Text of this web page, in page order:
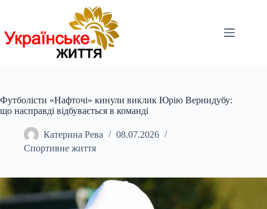
Футболісти «Нафточі» кинули виклик Юрію Вернидубу:
що насправді відбувається в команді
Катерина Рева
08.07.2026
Спортивне життя